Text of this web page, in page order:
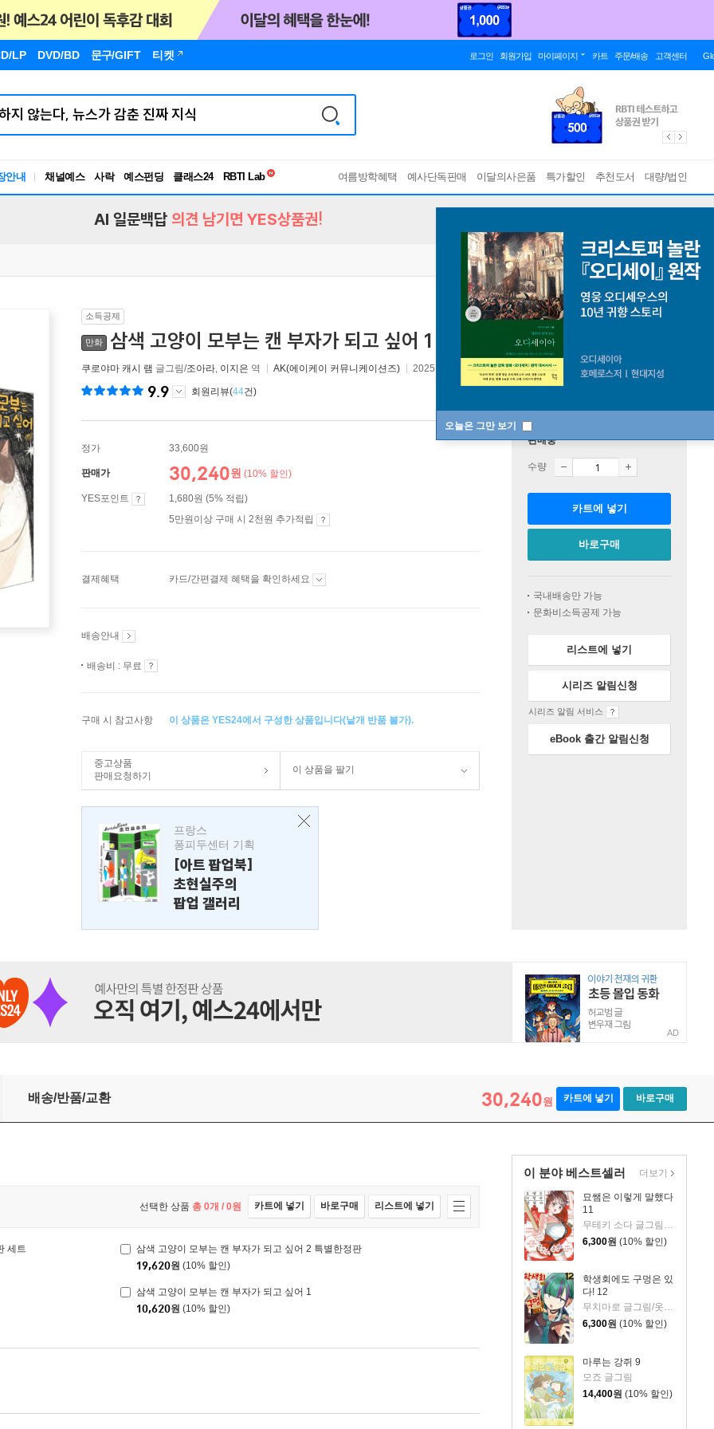
LP DVD/BD 문구/GIFT 티켓 로그인 회원가입 마이페이지 카트 주문/배송 고객센터
안내 채널예스 사락 예스펀딩 클래스24
RBTI Lab
독서유형검사
여름방학혜택 예사단독판매 이달의사은품 특가할인 추천도서 대량/법인
오늘은 그만 보기
AI 일문백답 의견 남기면 YES상품권!
소득공제
만화 삼색 고양이 모부는 캔 부자가 되고 싶어 1 + 2 특별한정판 세트
쿠로야마 캐시 램 글그림/조아라, 이지은 역 AK(에이케이 커뮤니케이션즈) 2025년 04월 30일
9.9 회원리뷰(44건)
정가 33,600원
판매가 30,240원 (10% 할인)
YES포인트
1,680원 (5% 적립)
5만원이상 구매 시 2천원 추가적립
결제혜택 카드/간편결제 혜택을 확인하세요
배송안내
배송비 : 무료
구매 시 참고사항 이 상품은 YES24에서 구성한 상품입니다(낱개 반품 불가).
중고상품
판매요청하기
이 상품을 팔기
프랑스
퐁피두센터 기획
[아트 팝업북]
초현실주의
팝업 갤러리
판매중
수량
카트에 넣기
바로구매
국내배송만 가능
문화비소득공제 가능
리스트에 넣기
시리즈 알림신청
시리즈 알림 서비스
eBook 출간 알림신청
AD
한정판 세트
배송/반품/교환 30,240원 카트에 넣기 바로구매
이 분야 베스트셀러
묘쌤은 이렇게 말했다
11
무테키 소다 글그림/카나리 토쿠사쿠 원저/옷무 역
6,300원 (10% 할인)
학생회에도 구멍은 있
다! 12
무치마로 글그림/옷무 역
6,300원 (10% 할인)
마루는 강쥐 9
모죠 글그림
14,400원 (10% 할인)
더보기
선택한 상품 총 0개 / 0원 카트에 넣기 바로구매 리스트에 넣기
세트
삼색 고양이 모부는 캔 부자가 되고 싶어 2 특별한정판
19,620원 (10% 할인)
삼색 고양이 모부는 캔 부자가 되고 싶어 1
10,620원 (10% 할인)